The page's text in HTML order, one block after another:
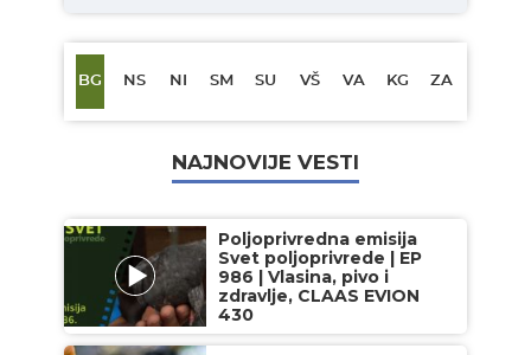
BG NS NI SM SU VŠ VA KG ZA
NAJNOVIJE VESTI
Poljoprivredna emisija
Svet poljoprivrede | EP
986 | Vlasina, pivo i
zdravlje, CLAAS EVION
430